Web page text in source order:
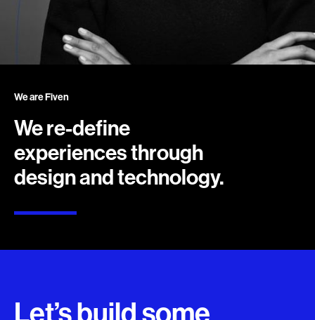
We are Fiven
We re-define
experiences through
design and technology.